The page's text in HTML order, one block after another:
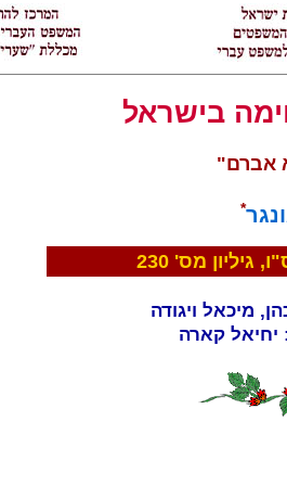
בישראל
אברם"
*
מס' 230
מיכאל ויגודה
יחיאל קארה